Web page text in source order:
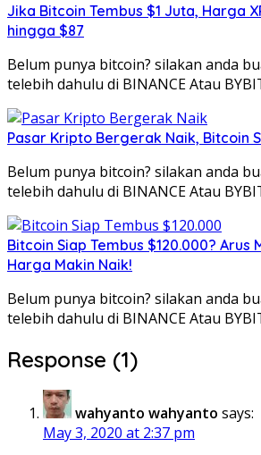
Jika Bitcoin Tembus $1 Juta, Harga
hingga $87
Belum punya bitcoin? silakan anda
telebih dahulu di BINANCE Atau
Pasar Kripto Bergerak Naik, Bitcoin
Belum punya bitcoin? silakan anda
telebih dahulu di BINANCE Atau
Bitcoin Siap Tembus $120.000? Arus
Harga Makin Naik!
Belum punya bitcoin? silakan anda
telebih dahulu di BINANCE Atau
Response (1)
wahyanto wahyanto says:
May 3, 2020 at 2:37 pm